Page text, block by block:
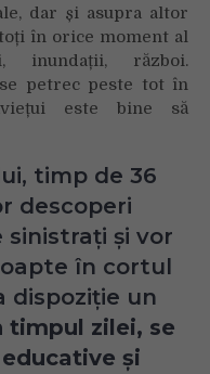
dar și asupra altor
în orice moment al
inundații, război.
petrec peste tot în
este bine să
timp de 36
descoperi
și vor
în cortul
dispoziție un
timpul zilei, se
și